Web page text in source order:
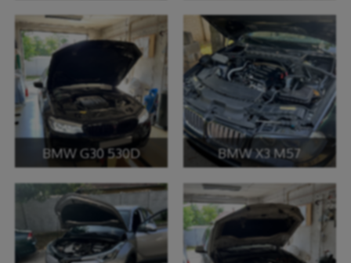
BMW G30 530D BMW X3 M57